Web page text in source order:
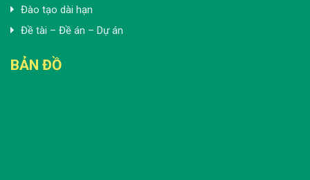
Đào tạo dài hạn
Đề tài – Đề án – Dự án
BẢN ĐỒ